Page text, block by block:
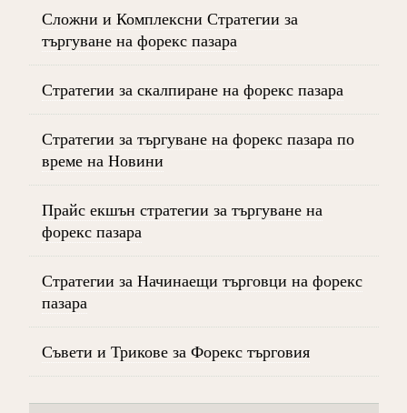
Сложни и Комплексни Стратегии за
търгуване на форекс пазара
Стратегии за скалпиране на форекс пазара
Стратегии за търгуване на форекс пазара по
време на Новини
Прайс екшън стратегии за търгуване на
форекс пазара
Стратегии за Начинаещи търговци на форекс
пазара
Съвети и Трикове за Форекс търговия